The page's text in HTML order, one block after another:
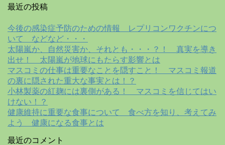
最近の投稿
今後の感染症予防のための情報 レプリコンワクチンにつ
いて などなど・・・
太陽嵐か、自然災害か、それとも・・・？！ 真実を導き
出せ！ 太陽嵐が地球にもたらす影響とは
マスコミの仕事は重要なことを隠すこと！ マスコミ報道
の裏に隠された重大な事実とは！？
小林製薬の紅麹には裏側がある！ マスコミを信じてはい
けない！？
健康維持に重要な食事について 食べ方を知り、考えてみ
よう 健康になる食事とは
最近のコメント